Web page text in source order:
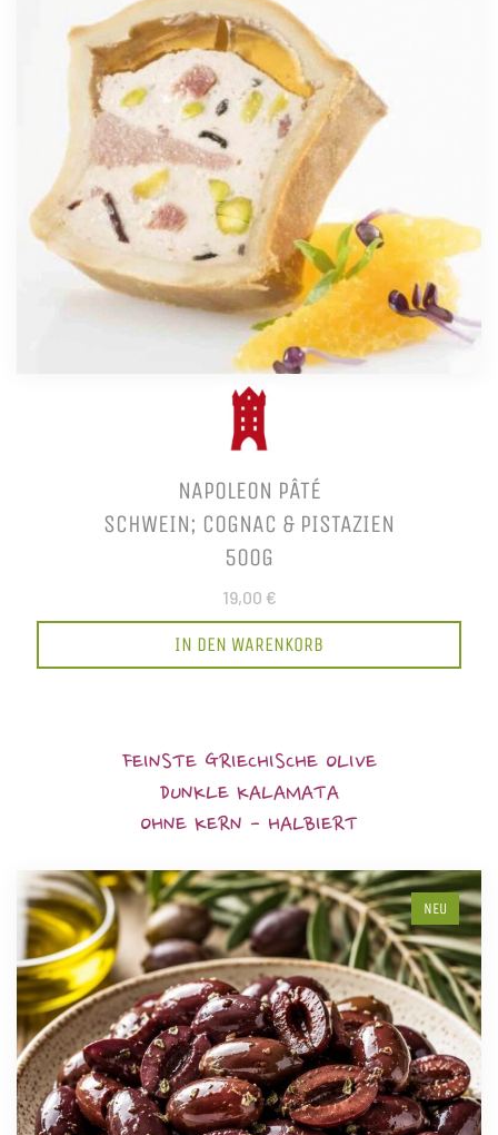
NAPOLEON PÂTÉ
SCHWEIN; COGNAC & PISTAZIEN
500G
19,00 €
IN DEN WARENKORB
FEINSTE GRIECHISCHE OLIVE
DUNKLE KALAMATA
OHNE KERN - HALBIERT
NEU